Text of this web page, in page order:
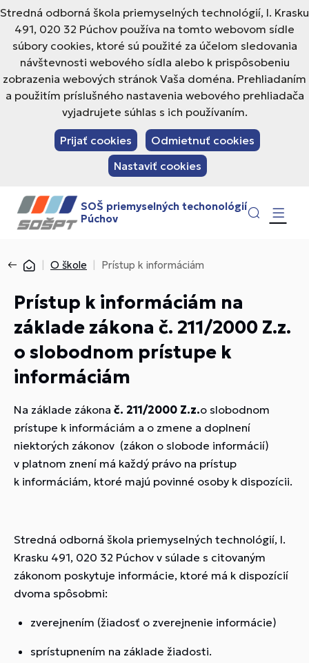
Stredná odborná škola priemyselných technológií, I. Krasku
491, 020 32 Púchov používa na tomto webovom sídle
súbory cookies, ktoré sú použité za účelom sledovania
návštevnosti webového sídla alebo k prispôsobeniu
zobrazenia webových stránok Vaša doména. Prehliadaním
a použitím príslušného nastavenia webového prehliadača
vyjadrujete súhlas s ich používaním.
Prijať cookies
Odmietnuť cookies
Nastaviť cookies
SOŠ priemyselných techonológií
Púchov
O škole Prístup k informáciám
Prístup k informáciám na
základe zákona č. 211/2000 Z.z.
o slobodnom prístupe k
informáciám
Na základe zákona č. 211/2000 Z.z.o slobodnom
prístupe k informáciám a o zmene a doplnení
niektorých zákonov (zákon o slobode informácií)
v platnom znení má každý právo na prístup
k informáciám, ktoré majú povinné osoby k dispozícii.
Stredná odborná škola priemyselných technológií, I.
Krasku 491, 020 32 Púchov v súlade s citovaným
zákonom poskytuje informácie, ktoré má k dispozícií
dvoma spôsobmi:
zverejnením (žiadosť o zverejnenie informácie)
sprístupnením na základe žiadosti.